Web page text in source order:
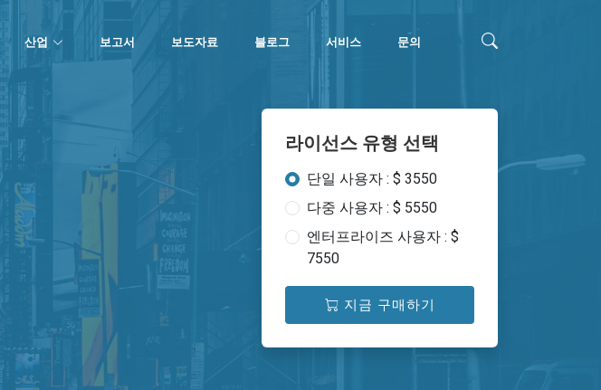
산업 보고서 보도자료 블로그 서비스 문의
라이선스 유형 선택
단일 사용자 : $ 3550
다중 사용자 : $ 5550
엔터프라이즈 사용자 : $
7550
지금 구매하기